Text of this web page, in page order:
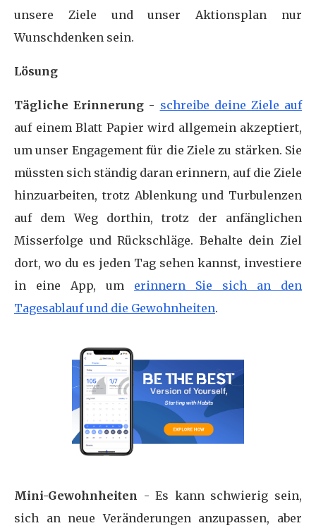
unsere Ziele und unser Aktionsplan nur
Wunschdenken sein.
Lösung
Tägliche Erinnerung - schreibe deine Ziele auf
auf einem Blatt Papier wird allgemein akzeptiert,
um unser Engagement für die Ziele zu stärken. Sie
müssten sich ständig daran erinnern, auf die Ziele
hinzuarbeiten, trotz Ablenkung und Turbulenzen
auf dem Weg dorthin, trotz der anfänglichen
Misserfolge und Rückschläge. Behalte dein Ziel
dort, wo du es jeden Tag sehen kannst, investiere
in eine App, um erinnern Sie sich an den
Tagesablauf und die Gewohnheiten.
Mini-Gewohnheiten - Es kann schwierig sein,
sich an neue Veränderungen anzupassen, aber